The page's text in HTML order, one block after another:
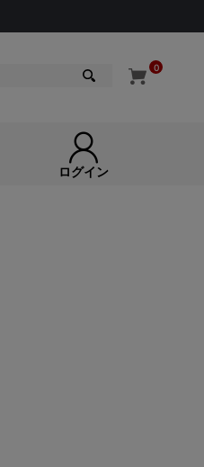
0
ログイン